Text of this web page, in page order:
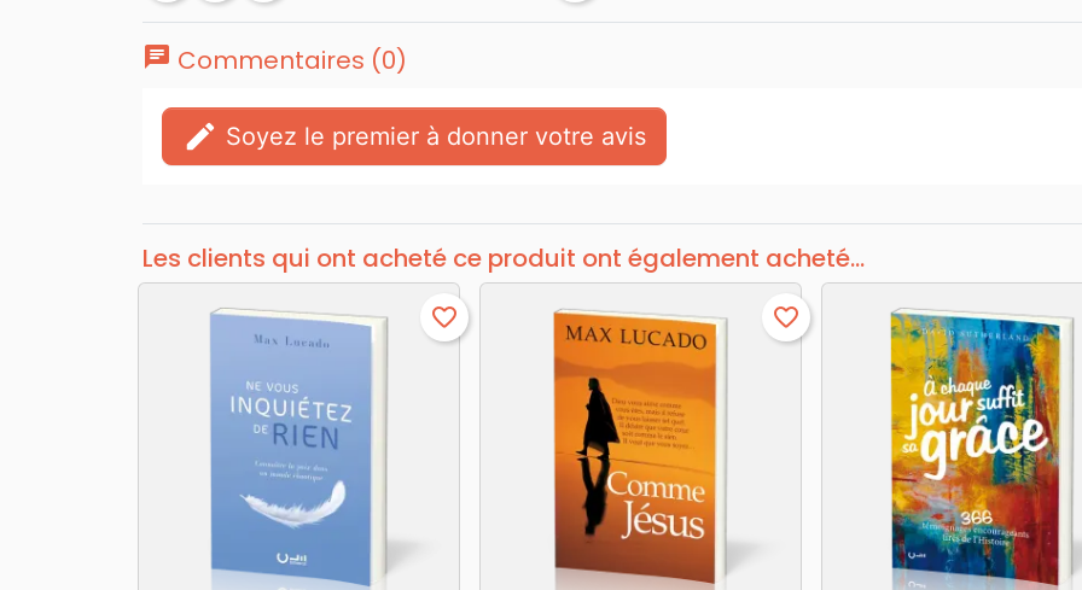
chat Commentaires (0)
edit Soyez le premier à donner votre avis
Les clients qui ont acheté ce produit ont également acheté...
favorite_border favorite_border